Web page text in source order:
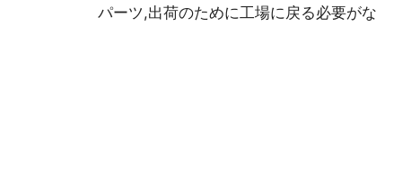
パーツ,出荷のために工場に戻る必要がな